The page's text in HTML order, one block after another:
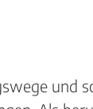
und